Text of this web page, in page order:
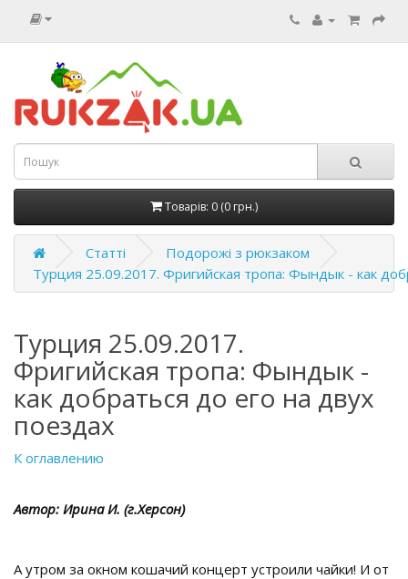
Товарів: 0 (0 грн.)
Статті
Подорожі з рюкзаком
Турция 25.09.2017. Фригийская тропа: Фындык - как
Турция 25.09.2017.
Фригийская тропа: Фындык -
как добраться до его на двух
поездах
К оглавлению
Автор: Ирина И. (г.Херсон)
А утром за окном кошачий концерт устроили чайки! И от